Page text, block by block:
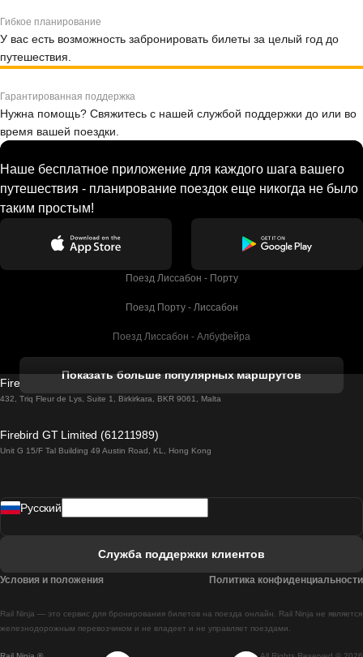
Гибкое планирование
У вас есть возможность забронировать билеты за целый год до
путешествия.
Гарантированная поддержка
Нужна помощь? Свяжитесь с нашей службой поддержки до или во
время вашей поездки.
Наше бесплатное приложение для каждого шага вашего
путешествия - планирование поездок еще никогда не было
таким простым!
Поезд Лиссабон - Порту
Поезд Порту - Лиссабон
Поезд Лиссабон - Албуфейра
Поезд Лиссабон - Лагос
Поезд Лиссабон - Мадрид
Поезд Лиссабон - Брага
Показать больше популярных маршрутов
Firebird GT Limited (OC 1451)
432, Triq Fleur de Lys, Suite 1, Birkirkara, BKR 9061, Malta
Firebird GT Limited (61211989)
Unit G 15/F Tal Building 49 Austin Road, KL, Hong Kong
Rail Ninja — это сервис для бронирования билетов на поезда онлайн. Rail Ninja не является
железнодорожным перевозчиком и не владеет и не управляет поездами.
Pусский
Служба поддержки клиентов
Условия и положения Политика конфиденциальности